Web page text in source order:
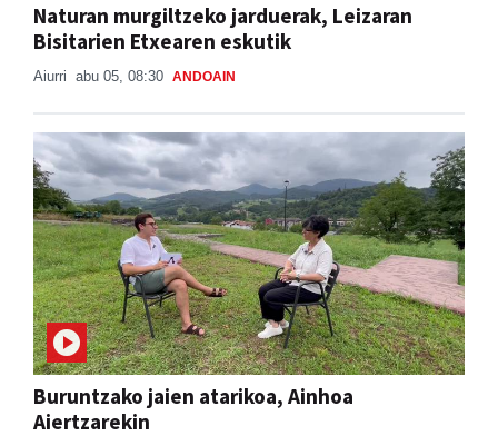
Naturan murgiltzeko jarduerak, Leizaran
Bisitarien Etxearen eskutik
Aiurri abu 05, 08:30 ANDOAIN
Buruntzako jaien atarikoa, Ainhoa
Aiertzarekin